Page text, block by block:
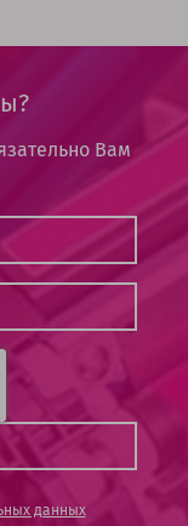
Вам
данных